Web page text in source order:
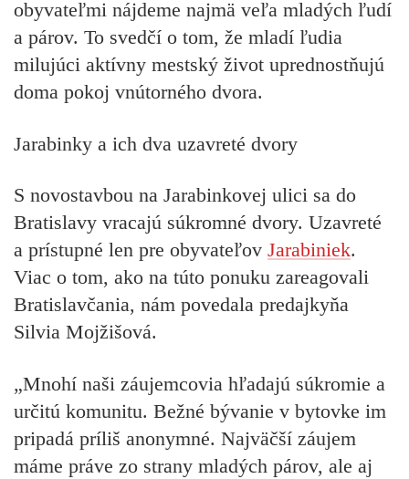
obyvateľmi nájdeme najmä veľa mladých ľudí
a párov. To svedčí o tom, že mladí ľudia
milujúci aktívny mestský život uprednostňujú
doma pokoj vnútorného dvora.
Jarabinky a ich dva uzavreté dvory
S novostavbou na Jarabinkovej ulici sa do
Bratislavy vracajú súkromné dvory. Uzavreté
a prístupné len pre obyvateľov Jarabiniek.
Viac o tom, ako na túto ponuku zareagovali
Bratislavčania, nám povedala predajkyňa
Silvia Mojžišová.
„Mnohí naši záujemcovia hľadajú súkromie a
určitú komunitu. Bežné bývanie v bytovke im
pripadá príliš anonymné. Najväčší záujem
máme práve zo strany mladých párov, ale aj